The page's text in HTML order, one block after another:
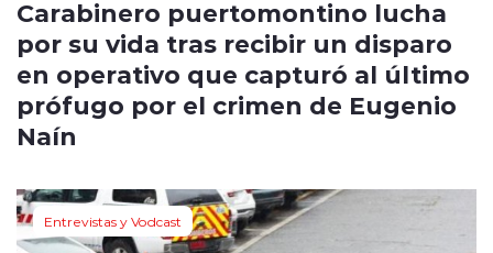
Carabinero puertomontino lucha
por su vida tras recibir un disparo
en operativo que capturó al último
prófugo por el crimen de Eugenio
Naín
Entrevistas y Vodcast